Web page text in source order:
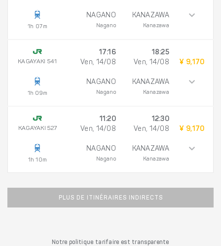
1h 07m
NAGANO
Nagano
KANAZAWA
Kanazawa
KAGAYAKI 541
1h 09m
17:16
Ven, 14/08
NAGANO
Nagano
18:25
Ven, 14/08
KANAZAWA
Kanazawa
¥ 9,170
KAGAYAKI 527
1h 10m
11:20
Ven, 14/08
NAGANO
Nagano
12:30
Ven, 14/08
KANAZAWA
Kanazawa
¥ 9,170
PLUS DE ITINÉRAIRES INDIRECTS
Notre politique tarifaire est transparente